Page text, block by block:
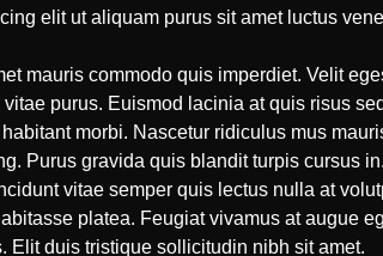
elit ut aliquam purus sit amet luctus
mauris commodo quis imperdiet. Velit
purus. Euismod lacinia at quis risus
morbi. Nascetur ridiculus mus
Purus gravida quis blandit turpis cursus
vitae semper quis lectus nulla at
platea. Feugiat vivamus at augue
Elit duis tristique sollicitudin nibh sit amet.